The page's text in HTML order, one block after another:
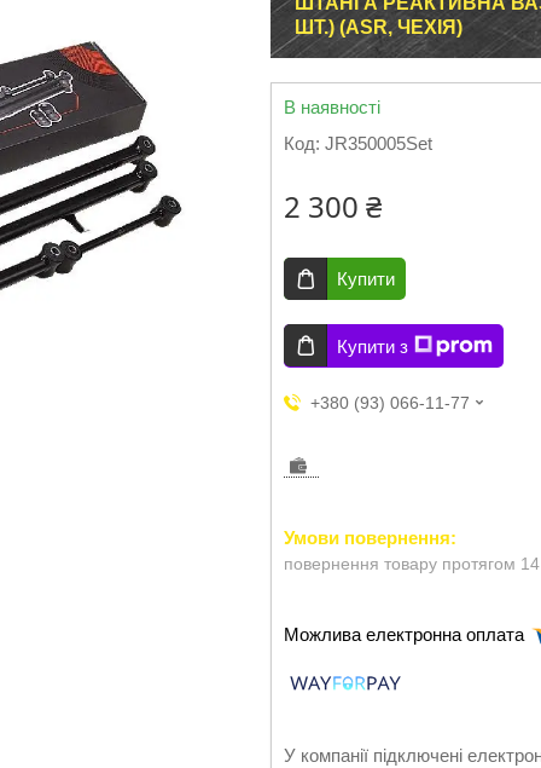
ШТ.) (ASR, ЧЕХІЯ)
В наявності
Код: JR350005Set
2 300 ₴
Купити
Купити з
+380 (93) 066-11-77
повернення товару протягом
У компанії підключені